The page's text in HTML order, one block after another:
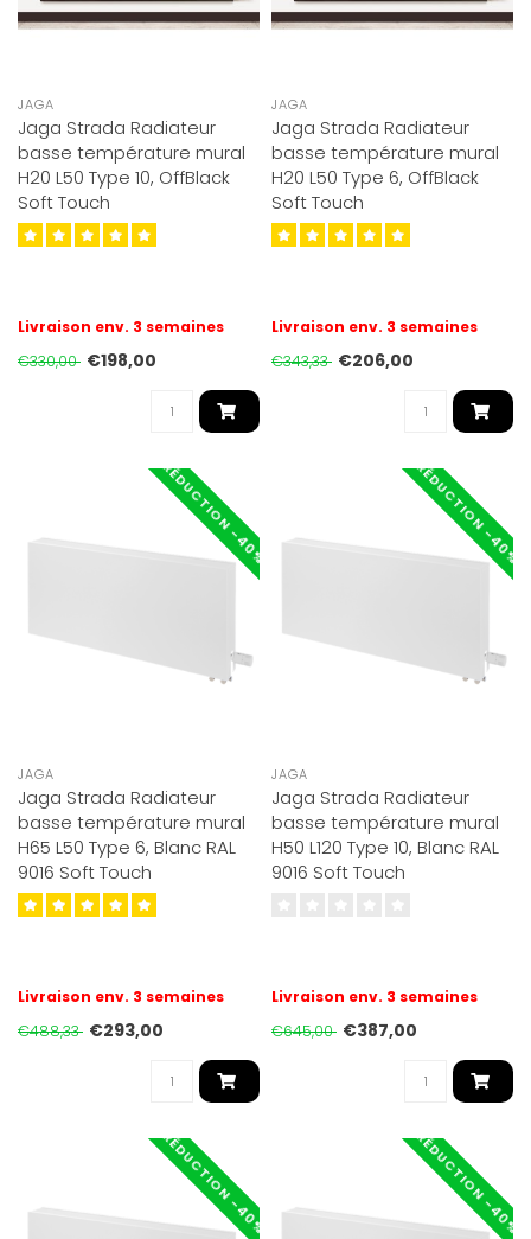
JAGA
Jaga Strada Radiateur
basse température mural
H20 L50 Type 10, OffBlack
Soft Touch
Livraison env. 3 semaines
€330,00 €198,00
JAGA
Jaga Strada Radiateur
basse température mural
H20 L50 Type 6, OffBlack
Soft Touch
Livraison env. 3 semaines
€343,33 €206,00
RÉDUCTION -40%
JAGA
Jaga Strada Radiateur
basse température mural
H65 L50 Type 6, Blanc RAL
9016 Soft Touch
Livraison env. 3 semaines
€488,33 €293,00
RÉDUCTION -40%
JAGA
Jaga Strada Radiateur
basse température mural
H50 L120 Type 10, Blanc RAL
9016 Soft Touch
Livraison env. 3 semaines
€645,00 €387,00
RÉDUCTION -40% RÉDUCTION -40%